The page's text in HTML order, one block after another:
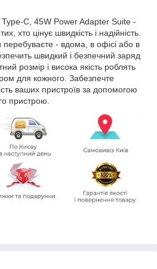
C, 45W Power Adapter Suite -
хто цінує швидкість і надійність.
перебуваєте - вдома, в офісі або в
швидкий і безпечний заряд
розмір і висока якість роблять
для кожного. Забезпечте
ваших пристроїв за допомогою
пристрою.